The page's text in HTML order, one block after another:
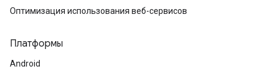
Оптимизация использования веб-сервисов
Платформы
Android